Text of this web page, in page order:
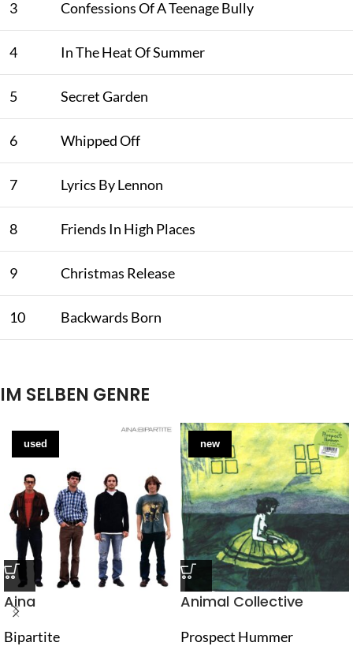
3 Confessions Of A Teenage Bully
4 In The Heat Of Summer
5 Secret Garden
6 Whipped Off
7 Lyrics By Lennon
8 Friends In High Places
9 Christmas Release
10 Backwards Born
IM SELBEN GENRE
used
Aina
Bipartite
new
Animal Collective
Prospect Hummer